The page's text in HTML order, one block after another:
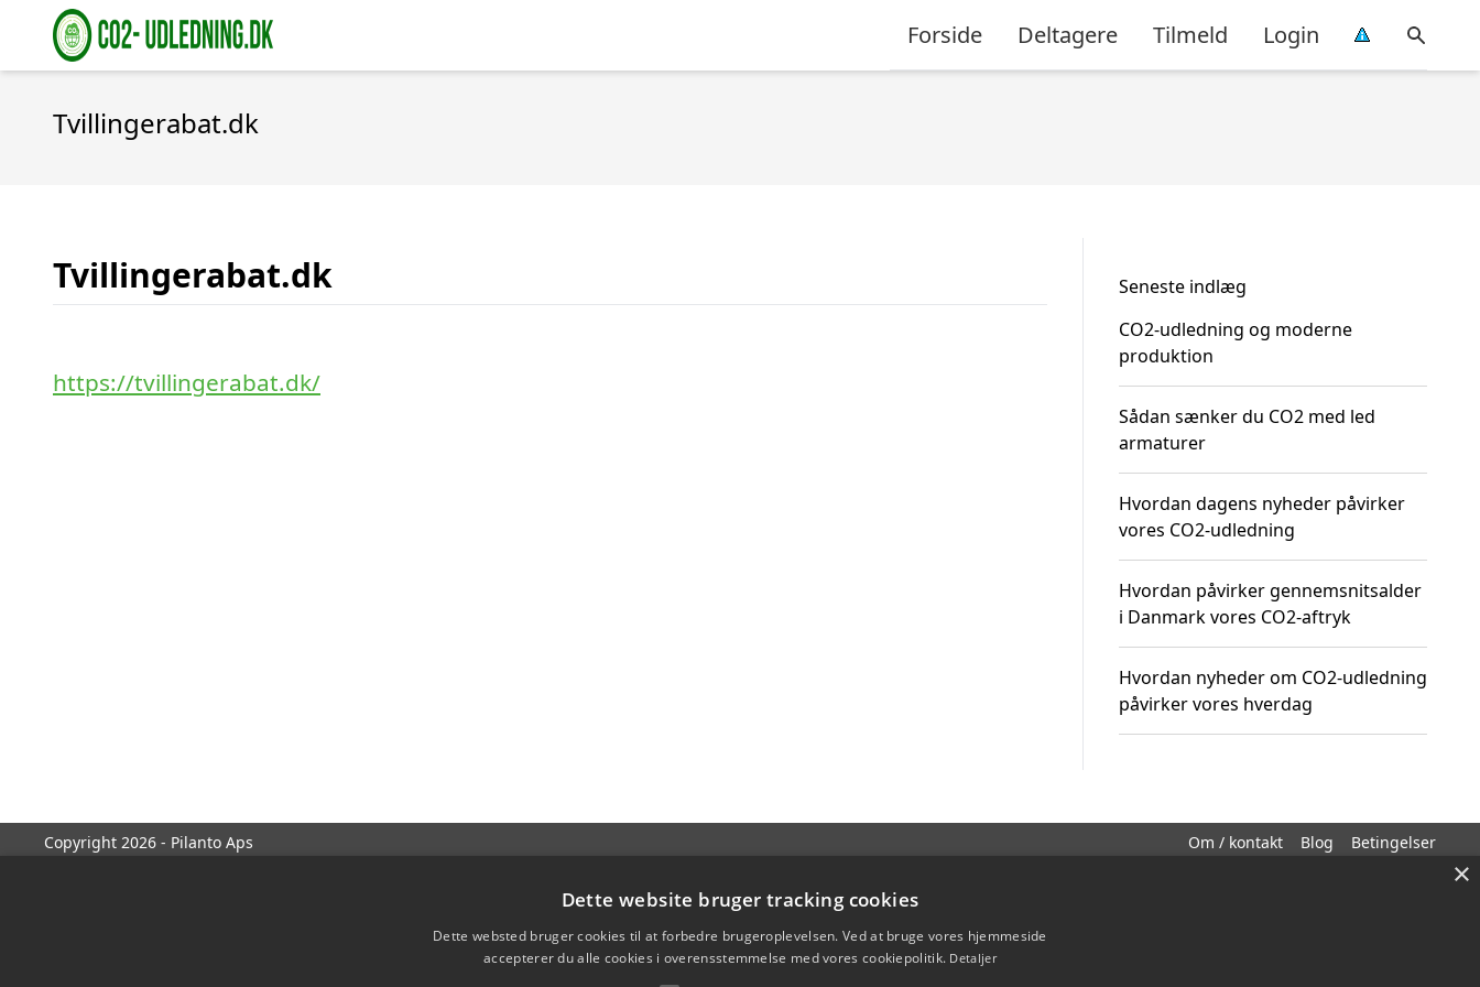
Forside Deltagere Tilmeld Login
Tvillingerabat.dk
Tvillingerabat.dk
https://tvillingerabat.dk/
Seneste indlæg
CO2-udledning og moderne
produktion
Sådan sænker du CO2 med led
armaturer
Hvordan dagens nyheder påvirker
vores CO2-udledning
Hvordan påvirker gennemsnitsalder
i Danmark vores CO2-aftryk
Hvordan nyheder om CO2-udledning
påvirker vores hverdag
Copyright 2026 - Pilanto Aps Om / kontakt Blog Betingelser
×
Dette website bruger tracking cookies
Dette websted bruger cookies til at forbedre brugeroplevelsen. Ved at bruge vores hjemmeside
accepterer du alle cookies i overensstemmelse med vores cookiepolitik. Detaljer